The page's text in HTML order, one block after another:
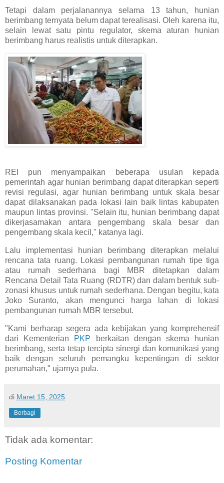
Tetapi dalam perjalanannya selama 13 tahun, hunian
berimbang ternyata belum dapat terealisasi. Oleh karena itu,
selain lewat satu pintu regulator, skema aturan hunian
berimbang harus realistis untuk diterapkan.
REI pun menyampaikan beberapa usulan kepada
pemerintah agar hunian berimbang dapat diterapkan seperti
revisi regulasi, agar hunian berimbang untuk skala besar
dapat dilaksanakan pada lokasi lain baik lintas kabupaten
maupun lintas provinsi. "Selain itu, hunian berimbang dapat
dikerjasamakan antara pengembang skala besar dan
pengembang skala kecil," katanya lagi.
Lalu implementasi hunian berimbang diterapkan melalui
rencana tata ruang. Lokasi pembangunan rumah tipe tiga
atau rumah sederhana bagi MBR ditetapkan dalam
Rencana Detail Tata Ruang (RDTR) dan dalam bentuk sub-
zonasi khusus untuk rumah sederhana. Dengan begitu, kata
Joko Suranto, akan mengunci harga lahan di lokasi
pembangunan rumah MBR tersebut.
"Kami berharap segera ada kebijakan yang komprehensif
dari Kementerian PKP
berkaitan dengan skema hunian
berimbang, serta tetap tercipta sinergi dan komunikasi yang
baik dengan seluruh pemangku kepentingan di sektor
perumahan," ujarnya pula.
di Maret 15, 2025
Berbagi
Tidak ada komentar:
Posting Komentar